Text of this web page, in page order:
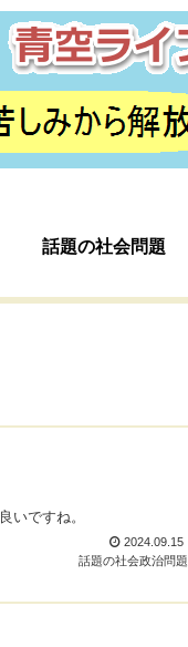
話題の社会問題
いですね。
2024.09.15
話題の社会政治問題